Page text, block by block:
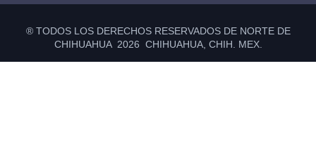
® TODOS LOS DERECHOS RESERVADOS DE NORTE DE
CHIHUAHUA 2026 CHIHUAHUA, CHIH. MEX.